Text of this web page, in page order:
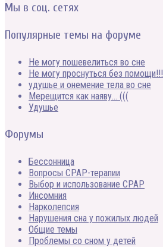
Мы в соц. сетях
Популярные темы на форуме
Не могу пошевелиться во сне
Не могу проснуться без помощи!!!
удушье и онемение тела во сне
Мерещится как наяву… (((
Удушье
Форумы
Бессонница
Вопросы CPAP-терапии
Выбор и использование CPAP
Инсомния
Нарколепсия
Нарушения сна у пожилых людей
Общие темы
Проблемы со сном у детей